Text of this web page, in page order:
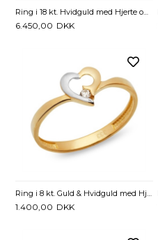
Ring i 18 kt. Hvidguld med Hjerte og Diamanter - 0,10 ct.
6.450,00 DKK
Ring i 8 kt. Guld & Hvidguld med Hjerte
1.400,00 DKK